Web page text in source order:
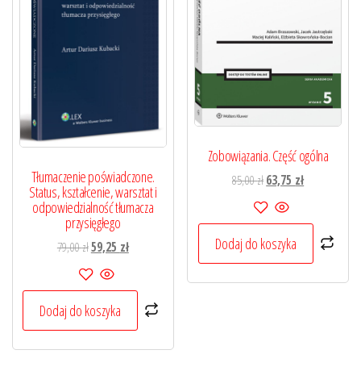
Tłumaczenie poświadczone.
Status, kształcenie, warsztat i
odpowiedzialność tłumacza
przysięgłego
79,00złPierwotna
cena
wynosiła:
79,00 zł.
59,25 złAktualna
59,25 zł.
Dodaj do koszyka
Zobowiązania. Część ogólna
85,00złPierwotna
cena
wynosiła:
85,00 zł.
63,75 złAktualna
63,75 zł.
Dodaj do koszyka